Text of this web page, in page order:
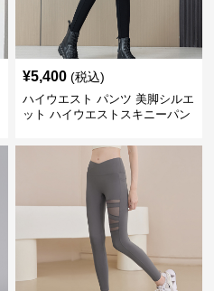
¥5,400 (税込)
ハイウエスト パンツ 美脚シルエ
ット ハイウエストスキニーパン